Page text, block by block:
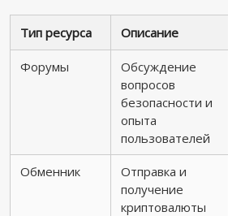
Тип ресурса Описание
Форумы
Обсуждение
вопросов
безопасности и
опыта
пользователей
Обменник
Отправка и
получение
криптовалюты